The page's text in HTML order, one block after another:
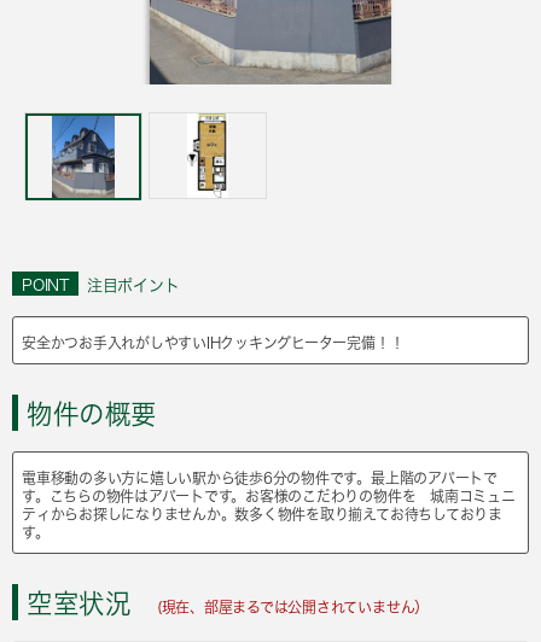
POINT 注目ポイント
安全かつお手入れがしやすいIHクッキングヒーター完備！！
物件の概要
電車移動の多い方に嬉しい駅から徒歩6分の物件です。最上階のアパートで
す。こちらの物件はアパートです。お客様のこだわりの物件を 城南コミュニ
ティからお探しになりませんか。数多く物件を取り揃えてお待ちしておりま
す。
空室状況 (現在、部屋まるでは公開されていません）